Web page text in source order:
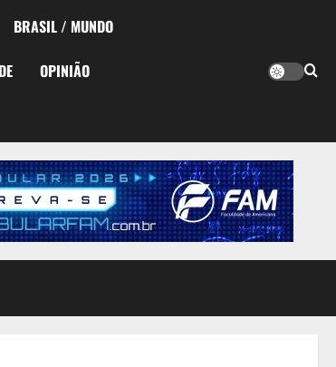
BRASIL / MUNDO
OPINIÃO